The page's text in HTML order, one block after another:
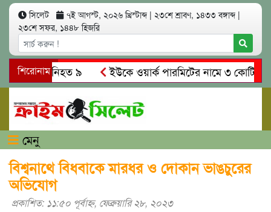
সিলেট ৭ই আগস্ট, ২০২৬ খ্রিস্টাব্দ | ২৩শে শ্রাবণ, ১৪৩৩ বঙ্গাব্দ |
২৩শে সফর, ১৪৪৮ হিজরি
শিরোনামনিহত ৯
ইউকে ওয়ার্ক পারমিটের নামে ৩ কোটি ৬০
গ্রেপ্তারের দাবি স্থানীয়দের
গোয়াইনঘাটে আলিম উদ্দিনের
মেনু
বিশ্বনাথে বিধবাকে মারধর ও দোকান ভাঙচুরের
অভিযোগ
প্রকাশিত: ১১:৫০ পূর্বাহ্ণ, ফেব্রুয়ারি ২৮, ২০২৩